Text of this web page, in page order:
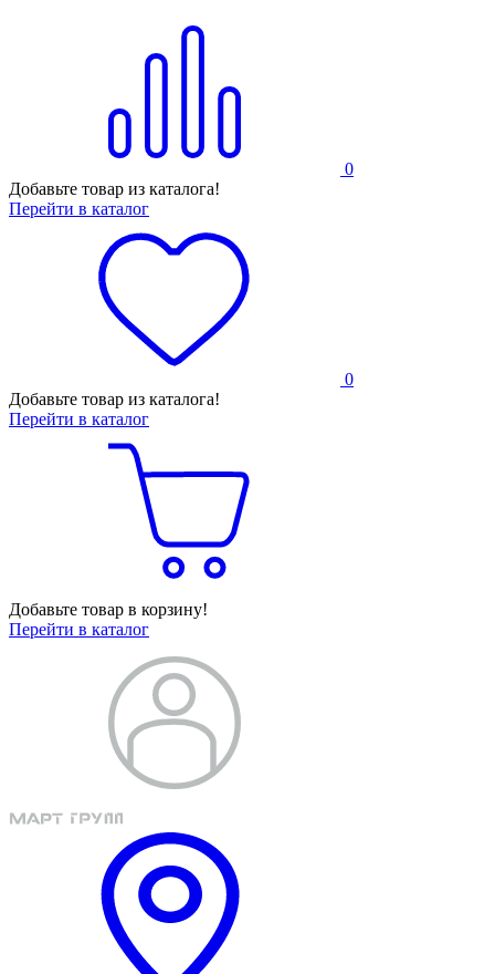
0
Добавьте товар из каталога!
Перейти в каталог
0
Добавьте товар из каталога!
Перейти в каталог
Добавьте товар в корзину!
Перейти в каталог